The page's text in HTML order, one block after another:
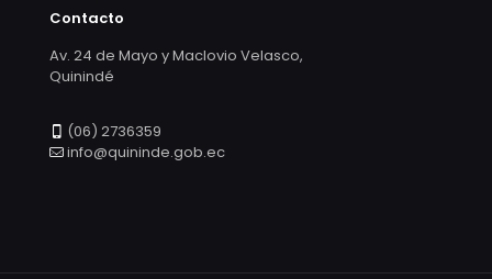
Contacto
Av. 24 de Mayo y Maclovio Velasco,
Quinindé
(06) 2736359
info@quininde.gob.ec